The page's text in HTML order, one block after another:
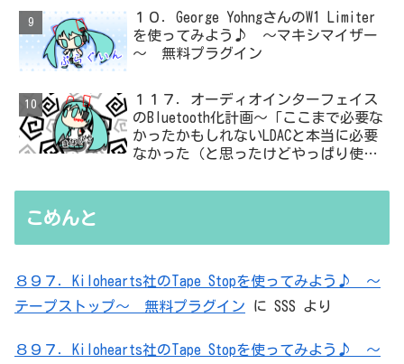
１０．George YohngさんのW1 Limiter
を使ってみよう♪ ～マキシマイザー
～ 無料プラグイン
１１７．オーディオインターフェイス
のBluetooth化計画～「ここまで必要な
かったかもしれないLDACと本当に必要
なかった（と思ったけどやっぱり使っ
無駄を重ねた結論はシンプルだった
こめんと
８９７．Kilohearts社のTape Stopを使ってみよう♪ ～
テープストップ～ 無料プラグイン に SSS より
８９７．Kilohearts社のTape Stopを使ってみよう♪ ～